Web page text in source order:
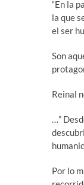
“En la
la que
el ser
Son
Reinal
…”
Por lo